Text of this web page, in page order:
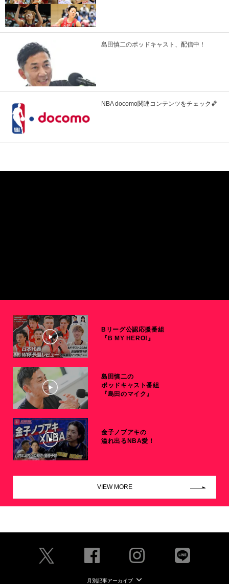
島田慎二のポッドキャスト、配信中！
NBA docomo関連コンテンツをチェック🏀
Bリーグ公認応援番組
『B MY HERO!』
島田慎二の
ポッドキャスト番組
『島田のマイク』
金子ノブアキの
溢れ出るNBA愛！
VIEW MORE
月別記事アーカイブ